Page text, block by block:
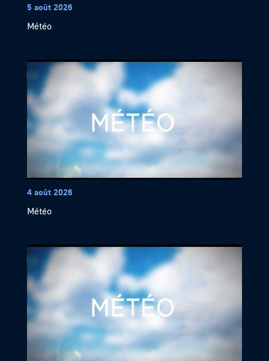
5 août 2026
Météo
4 août 2026
Météo